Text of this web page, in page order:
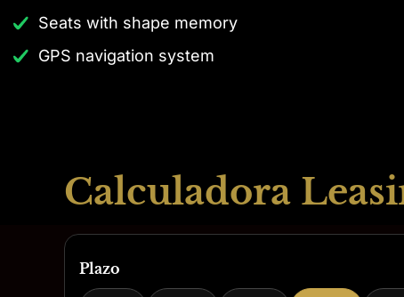
Seats with shape memory
GPS navigation system
Calculadora
Plazo